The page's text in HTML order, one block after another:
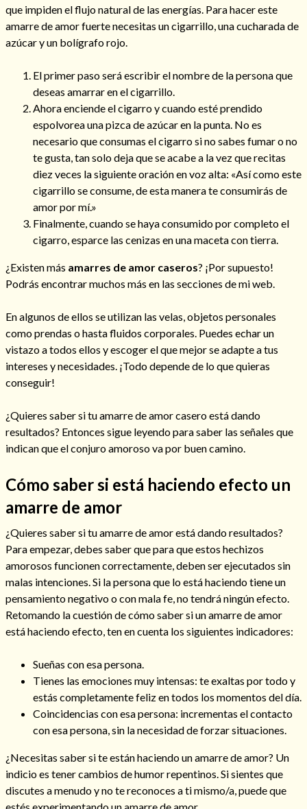
que impiden el flujo natural de las energías. Para hacer este
amarre de amor fuerte necesitas un cigarrillo, una cucharada de
azúcar y un bolígrafo rojo.
El primer paso será escribir el nombre de la persona que
deseas amarrar en el cigarrillo.
Ahora enciende el cigarro y cuando esté prendido
espolvorea una pizca de azúcar en la punta. No es
necesario que consumas el cigarro si no sabes fumar o no
te gusta, tan solo deja que se acabe a la vez que recitas
diez veces la siguiente oración en voz alta: «Así como este
cigarrillo se consume, de esta manera te consumirás de
amor por mí.»
Finalmente, cuando se haya consumido por completo el
cigarro, esparce las cenizas en una maceta con tierra.
¿Existen más amarres de amor caseros? ¡Por supuesto!
Podrás encontrar muchos más en las secciones de mi web.
En algunos de ellos se utilizan las velas, objetos personales
como prendas o hasta fluidos corporales. Puedes echar un
vistazo a todos ellos y escoger el que mejor se adapte a tus
intereses y necesidades. ¡Todo depende de lo que quieras
conseguir!
¿Quieres saber si tu amarre de amor casero está dando
resultados? Entonces sigue leyendo para saber las señales que
indican que el conjuro amoroso va por buen camino.
Cómo saber si está haciendo efecto un
amarre de amor
¿Quieres saber si tu amarre de amor está dando resultados?
Para empezar, debes saber que para que estos hechizos
amorosos funcionen correctamente, deben ser ejecutados sin
malas intenciones. Si la persona que lo está haciendo tiene un
pensamiento negativo o con mala fe, no tendrá ningún efecto.
Retomando la cuestión de cómo saber si un amarre de amor
está haciendo efecto, ten en cuenta los siguientes indicadores:
Sueñas con esa persona.
Tienes las emociones muy intensas: te exaltas por todo y
estás completamente feliz en todos los momentos del día.
Coincidencias con esa persona: incrementas el contacto
con esa persona, sin la necesidad de forzar situaciones.
¿Necesitas saber si te están haciendo un amarre de amor? Un
indicio es tener cambios de humor repentinos. Si sientes que
discutes a menudo y no te reconoces a ti mismo/a, puede que
estés experimentando un amarre de amor.